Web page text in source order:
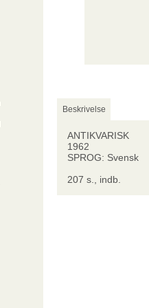
Beskrivelse
ANTIKVARISK
1962
SPROG: Svensk
207 s., indb.